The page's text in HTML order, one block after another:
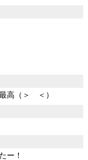
高（＞ ＜）
ー！